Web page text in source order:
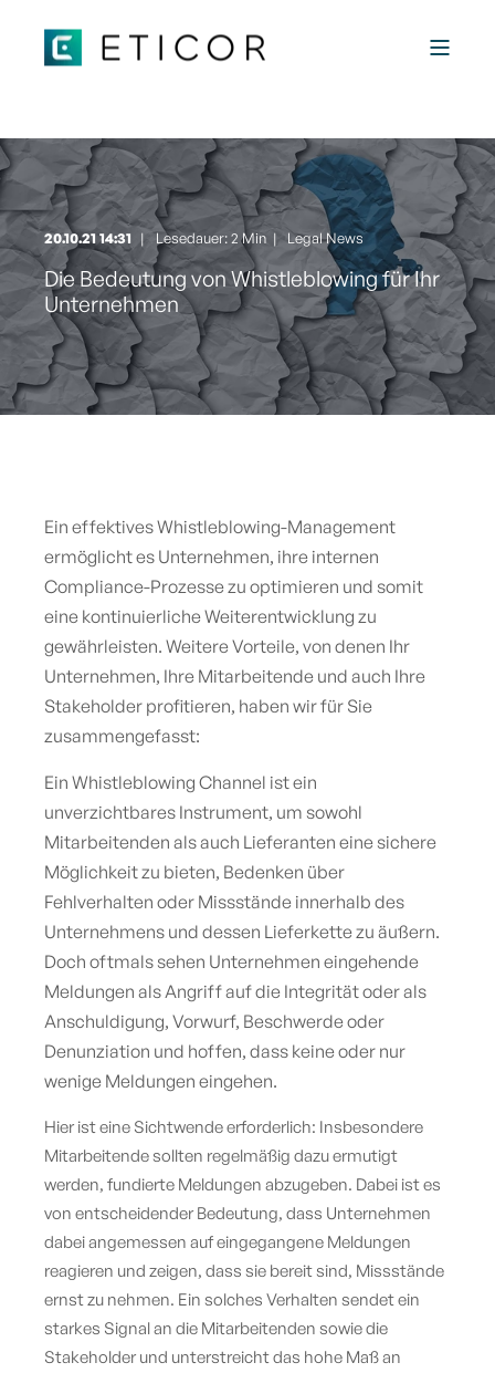
20.10.21 14:31 Lesedauer: 2 Min | Legal News
Die Bedeutung von Whistleblowing für Ihr
Unternehmen
Ein effektives Whistleblowing-Management
ermöglicht es Unternehmen, ihre internen
Compliance-Prozesse zu optimieren und somit
eine kontinuierliche Weiterentwicklung zu
gewährleisten. Weitere Vorteile, von denen Ihr
Unternehmen, Ihre Mitarbeitende und auch Ihre
Stakeholder profitieren, haben wir für Sie
zusammengefasst:
Ein Whistleblowing Channel ist ein
unverzichtbares Instrument, um sowohl
Mitarbeitenden als auch Lieferanten eine sichere
Möglichkeit zu bieten, Bedenken über
Fehlverhalten oder Missstände innerhalb des
Unternehmens und dessen Lieferkette zu äußern.
Doch oftmals sehen Unternehmen eingehende
Meldungen als Angriff auf die Integrität oder als
Anschuldigung, Vorwurf, Beschwerde oder
Denunziation und hoffen, dass keine oder nur
wenige Meldungen eingehen.
Hier ist eine Sichtwende erforderlich: Insbesondere
Mitarbeitende sollten regelmäßig dazu ermutigt
werden, fundierte Meldungen abzugeben. Dabei ist es
von entscheidender Bedeutung, dass Unternehmen
dabei angemessen auf eingegangene Meldungen
reagieren und zeigen, dass sie bereit sind, Missstände
ernst zu nehmen. Ein solches Verhalten sendet ein
starkes Signal an die Mitarbeitenden sowie die
Stakeholder und unterstreicht das hohe Maß an